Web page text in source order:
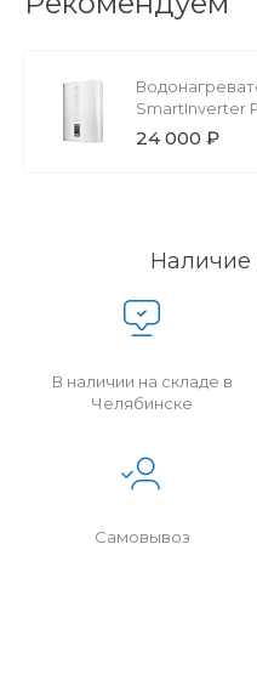
SmartInverter
24 000 ₽
Наличие
В наличии на складе в
Челябинске
Самовывоз